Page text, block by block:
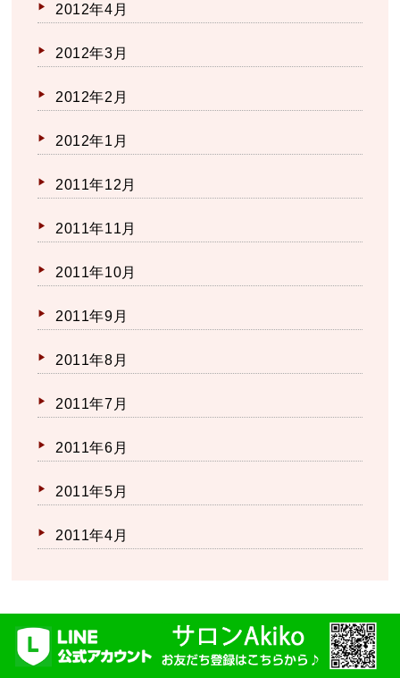
2012年4月
2012年3月
2012年2月
2012年1月
2011年12月
2011年11月
2011年10月
2011年9月
2011年8月
2011年7月
2011年6月
2011年5月
2011年4月